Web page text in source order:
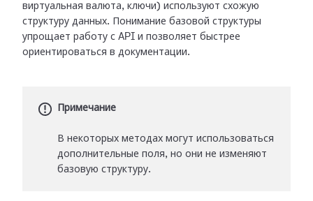
виртуальная валюта, ключи) используют схожую
структуру данных. Понимание базовой структуры
упрощает работу с API и позволяет быстрее
ориентироваться в документации.
Примечание
В некоторых методах могут использоваться
дополнительные поля, но они не изменяют
базовую структуру.